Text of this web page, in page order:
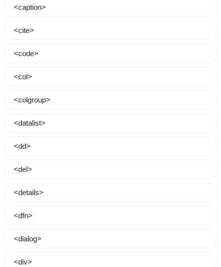
<caption>
<cite>
<code>
<col>
<colgroup>
<datalist>
<dd>
<del>
<details>
<dfn>
<dialog>
<div>